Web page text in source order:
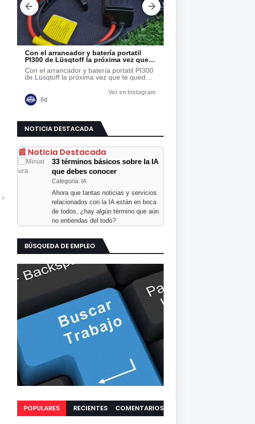
NOTICIA DESTACADA
📰 Noticia Destacada
33 términos básicos sobre la IA
que debes conocer
Categoría: IA
Ahora que tantas noticias y servicios
relacionados con la IA están en boca
de todos, ¿hay algún término que aún
no entiendas del todo?
BÚSQUEDA DE EMPLEO
POPULARES RECIENTES COMENTARIOS